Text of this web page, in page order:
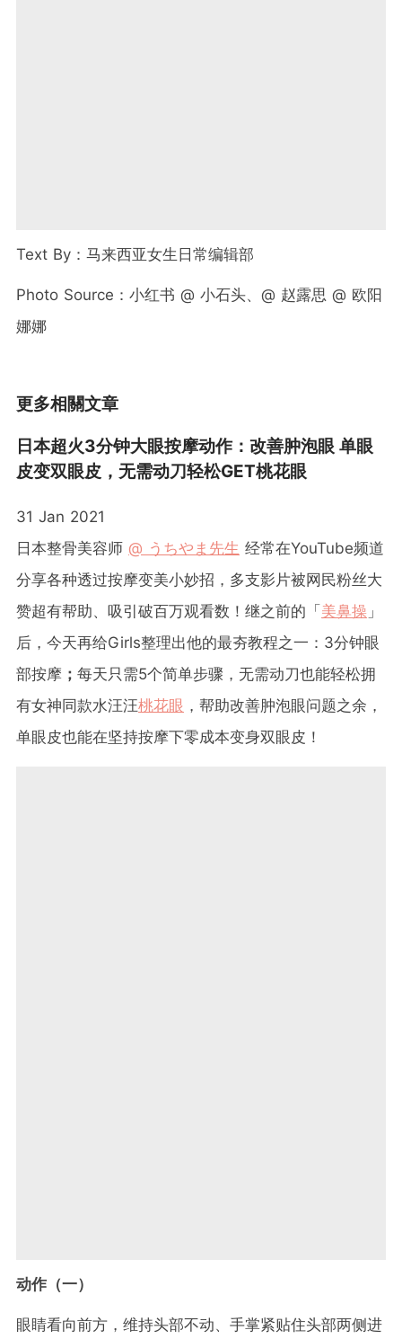
Text By：马来西亚女生日常编辑部
Photo Source：小红书 @ 小石头、@ 赵露思 @ 欧阳
娜娜
更多相關文章
日本超火3分钟大眼按摩动作：改善肿泡眼 单眼
皮变双眼皮，无需动刀轻松GET桃花眼
31 Jan 2021
日本整骨美容师 @ うちやま先生 经常在YouTube频道
分享各种透过按摩变美小妙招，多支影片被网民粉丝大
赞超有帮助、吸引破百万观看数！继之前的「美鼻操 」
后，今天再给Girls整理出他的最夯教程之一：3分钟眼
部按摩 ； 每天只需5个简单步骤，无需动刀也能轻松拥
有女神同款水汪汪桃花眼 ，帮助改善肿泡眼问题之余，
单眼皮也能在坚持按摩下零成本变身双眼皮！
动作（一）
眼睛看向前方，维持头部不动、手掌紧贴住头部两侧进